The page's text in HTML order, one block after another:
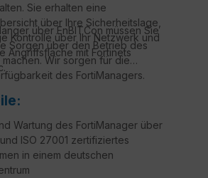
Sie erhalten eine
über Ihre Sicherheitslage,
Kontrolle über Ihr Netzwerk und
Angriffsfläche mit Fortinets
über EnBITCon müssen Sie
Sorgen über den Betrieb des
machen. Wir sorgen für die
des FortiManagers.
Wartung des FortiManager über
ISO 27001 zertifiziertes
in einem deutschen